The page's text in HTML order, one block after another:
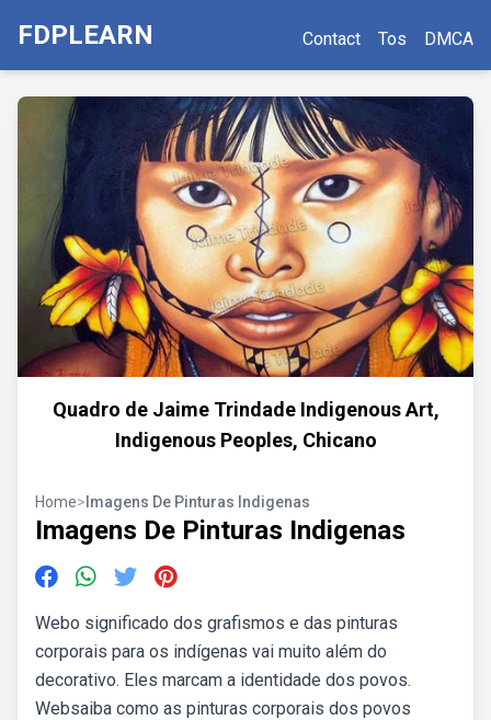
FDPLEARN Contact Tos DMCA
Quadro de Jaime Trindade Indigenous Art,
Indigenous Peoples, Chicano
Home> Imagens De Pinturas Indigenas
Imagens De Pinturas Indigenas
Webo significado dos grafismos e das pinturas
corporais para os indígenas vai muito além do
decorativo. Eles marcam a identidade dos povos.
Websaiba como as pinturas corporais dos povos